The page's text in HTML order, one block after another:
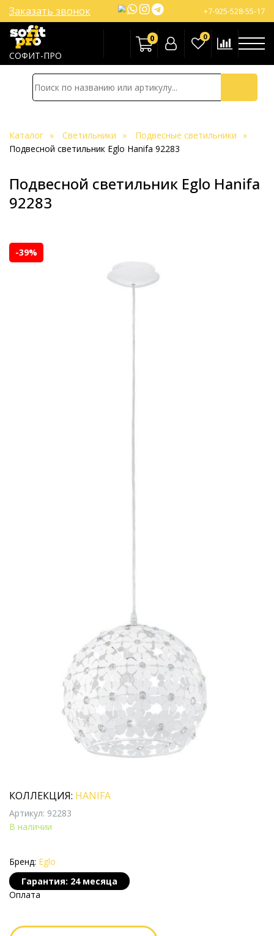
СОФИТ-ПРО
+7-925-528-55-17
Заказать звонок
0 0
Каталог Светильники
Подвесные светильники
Подвесной светильник Eglo Hanifa 92283
Подвесной светильник Eglo Hanifa
92283
-39%
КОЛЛЕКЦИЯ: HANIFA
Артикул: 92283
В наличии
Бренд: Eglo
Гарантия: 24 месяца
Оплата